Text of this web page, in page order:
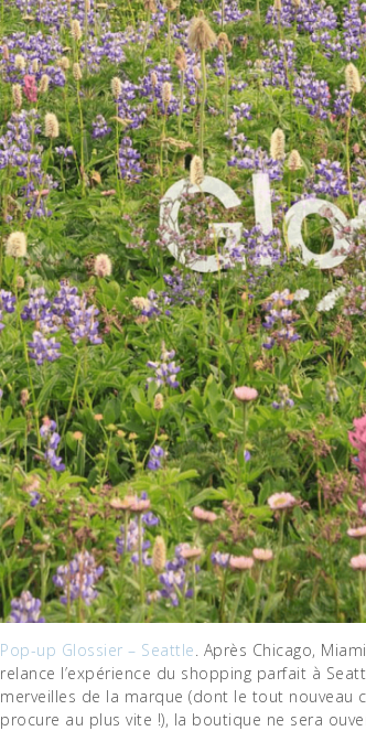
Pop-up Glossier – Seattle . Après Chicago,
relance l’expérience du shopping parfait à
merveilles de la marque (dont le tout nouveau
procure au plus vite !), la boutique ne sera